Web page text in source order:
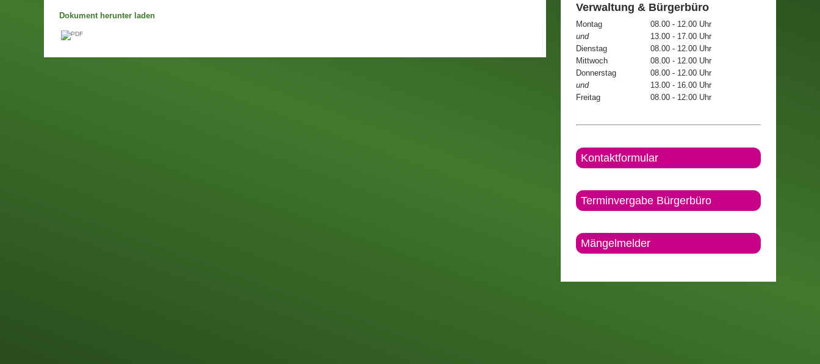
Dokument herunter laden
Verwaltung & Bürgerbüro
Montag
08.00 - 12.00 Uhr
und
13.00 - 17.00 Uhr
Dienstag
08.00 - 12.00 Uhr
Mittwoch
08.00 - 12.00 Uhr
Donnerstag
08.00 - 12.00 Uhr
und
13.00 - 16.00 Uhr
Freitag
08.00 - 12:00 Uhr
Kontaktformular
Terminvergabe Bürgerbüro
Mängelmelder